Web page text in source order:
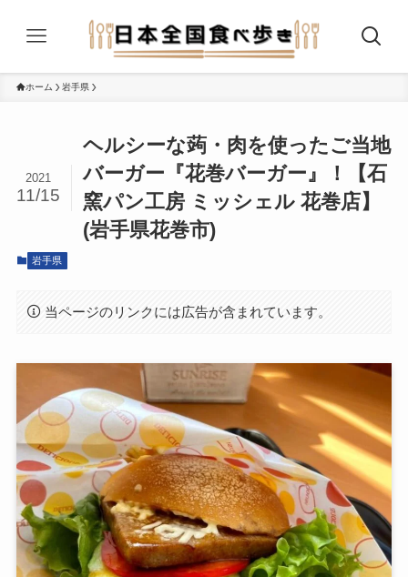
ホーム 岩手県
ヘルシーな蒟・肉を使ったご当地
バーガー『花巻バーガー』！【石
窯パン工房 ミッシェル 花巻店】
(岩手県花巻市)
2021
11/15
岩手県
当ページのリンクには広告が含まれています。